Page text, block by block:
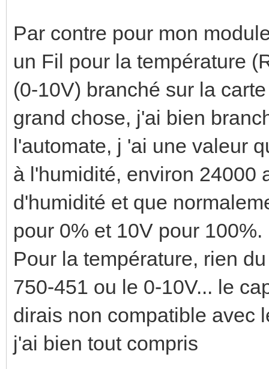
Par contre pour mon
un Fil pour la température
(0-10V) branché sur la
grand chose, j'ai bien
l'automate, j 'ai une valeur
à l'humidité, environ 24000
d'humidité et que
pour 0% et 10V pour 100%.
Pour la température, rien
750-451 ou le 0-10V... le
dirais non compatible avec
j'ai bien tout compris